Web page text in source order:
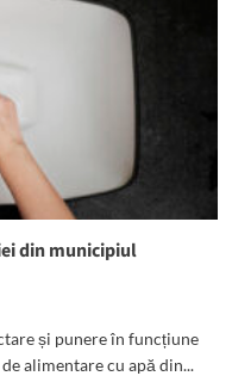
din municipiul
și punere în funcțiune
alimentare cu apă din...